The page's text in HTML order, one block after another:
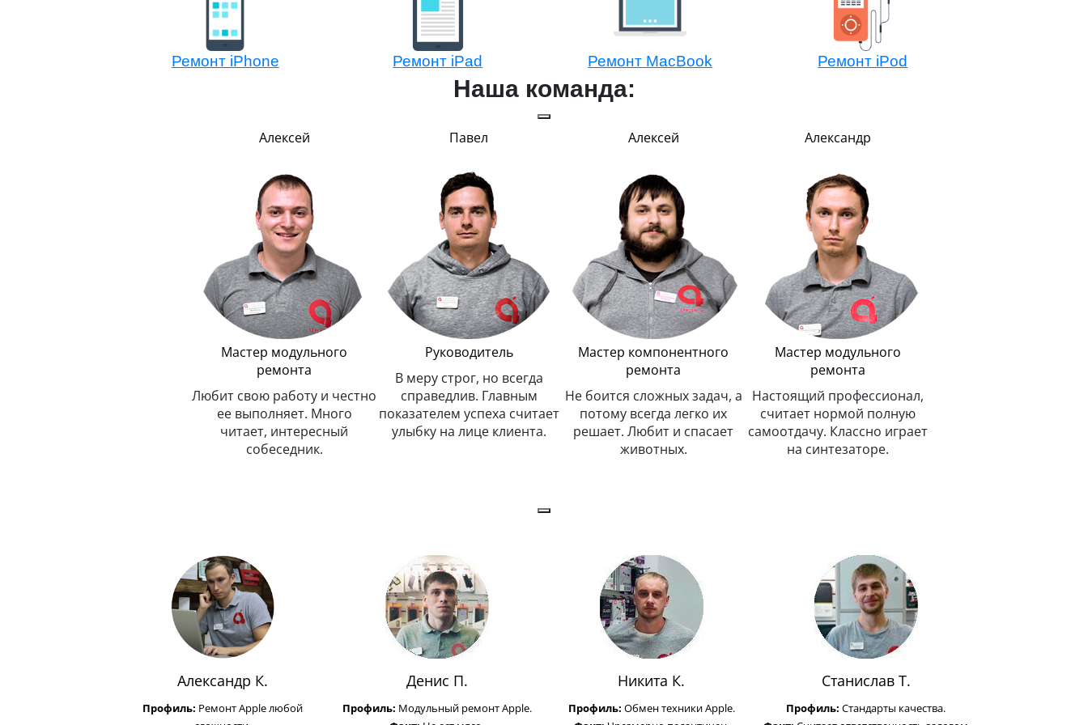
Ремонт iPhone Ремонт iPad Ремонт MacBook Ремонт iPod
Наша команда:
Алексей
Мастер модульного
ремонта
Любит свою работу и честно
ее выполняет. Много
читает, интересный
собеседник.
Павел
Руководитель
В меру строг, но всегда
справедлив. Главным
показателем успеха считает
улыбку на лице клиента.
Алексей
Мастер компонентного
ремонта
Не боится сложных задач, а
потому всегда легко их
решает. Любит и спасает
животных.
Александр
Мастер модульного
ремонта
Настоящий профессионал,
считает нормой полную
самоотдачу. Классно играет
на синтезаторе.
Александр К.
Профиль: Ремонт Apple любой
Денис П.
Профиль: Модульный ремонт Apple.
Никита К.
Профиль: Обмен техники Apple.
Станислав Т.
Профиль: Стандарты качества.